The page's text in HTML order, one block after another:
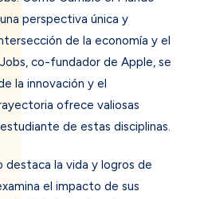
perspectiva única y
de la economía y el
co-fundador de Apple, se
la innovación y el
ofrece valiosas
de estas disciplinas.
destaca la vida y logros de
el impacto de sus